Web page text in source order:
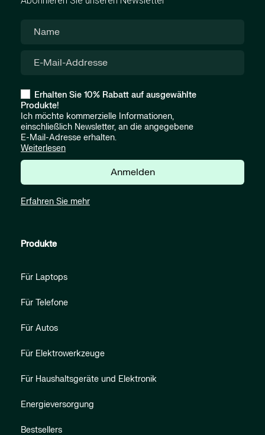
Erhalten Sie 10% Rabatt auf ausgewählte
Produkte!
Ich möchte kommerzielle Informationen,
einschließlich Newsletter, an die angegebene
E-Mail-Adresse erhalten.
Weiterlesen
Anmelden
Erfahren Sie mehr
Produkte
Für Laptops
Für Telefone
Für Autos
Für Elektrowerkzeuge
Für Haushaltsgeräte und Elektronik
Energieversorgung
Bestsellers